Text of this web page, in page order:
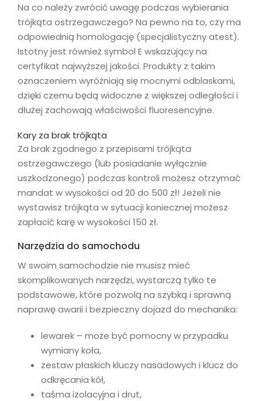
Na co należy zwrócić uwagę podczas wybierania
trójkąta ostrzegawczego? Na pewno na to, czy ma
odpowiednią homologację (specjalistyczny atest).
Istotny jest również symbol E wskazujący na
certyfikat najwyższej jakości. Produkty z takim
oznaczeniem wyróżniają się mocnymi odblaskami,
dzięki czemu będą widoczne z większej odległości i
dłużej zachowają właściwości fluoresencyjne.
Kary za brak trójkąta
Za brak zgodnego z przepisami trójkąta
ostrzegawczego (lub posiadanie wyłącznie
uszkodzonego) podczas kontroli możesz otrzymać
mandat w wysokości od 20 do 500 zł! Jeżeli nie
wystawisz trójkąta w sytuacji koniecznej możesz
zapłacić karę w wysokości 150 zł.
Narzędzia do samochodu
W swoim samochodzie nie musisz mieć
skomplikowanych narzędzi, wystarczą tylko te
podstawowe, które pozwolą na szybką i sprawną
naprawę awarii i bezpieczny dojazd do mechanika:
lewarek – może być pomocny w przypadku
wymiany koła,
zestaw płaskich kluczy nasadowych i klucz do
odkręcania kół,
taśma izolacyjna i drut,